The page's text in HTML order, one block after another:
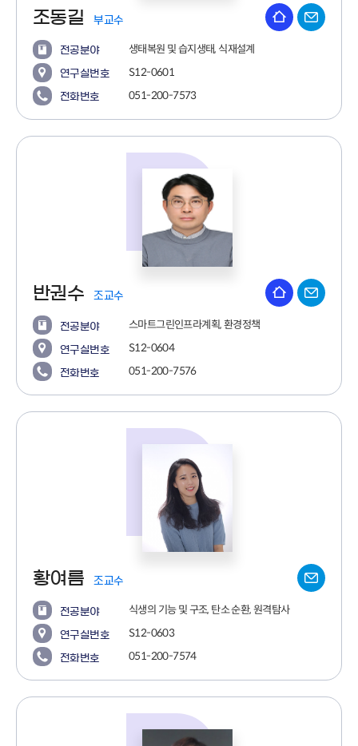
조동길 부교수
전공분야 생태복원 및 습지생태, 식재설계
연구실번호 S12-0601
전화번호 051-200-7573
반권수 조교수
전공분야 스마트그린인프라계획, 환경정책
연구실번호 S12-0604
전화번호 051-200-7576
황여름 조교수
전공분야 식생의 기능 및 구조, 탄소 순환, 원격탐사
연구실번호 S12-0603
전화번호 051-200-7574